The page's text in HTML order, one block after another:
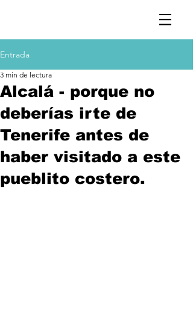
Entrada
Alcalá - porque no
deberías irte de
Tenerife antes de
haber visitado a este
pueblito costero.
3 min de lectura